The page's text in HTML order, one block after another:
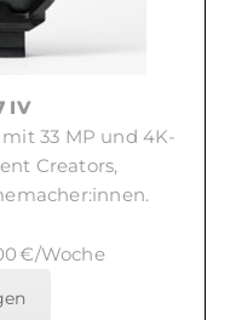
IV
33 MP und 4K-
Creators,
€/Woche